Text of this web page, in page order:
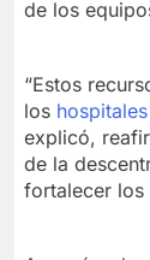
de los
“Estos
los hospitales
explicó,
de la
fortalecer los